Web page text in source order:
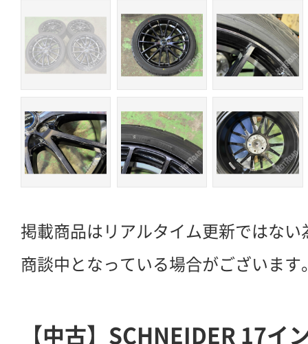
掲載商品はリアルタイム更新ではな
商談中となっている場合がございま
【中古】SCHNEIDER 17イ